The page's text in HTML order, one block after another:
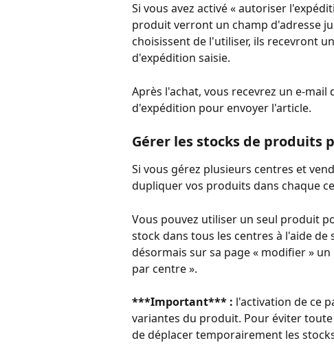
Si vous avez activé « autoriser
produit verront un champ d'adresse
choisissent de l'utiliser, ils recevront
d'expédition saisie.
Après l'achat, vous recevrez un e-
d'expédition pour envoyer l'article.
Gérer les stocks de produits
Si vous gérez plusieurs centres et
dupliquer vos produits dans chaque
Vous pouvez utiliser un seul produit
stock dans tous les centres à l'aide
désormais sur sa page « modifier »
par centre ».
***Important*** : l'activation de ce
variantes du produit. Pour éviter
de déplacer temporairement les